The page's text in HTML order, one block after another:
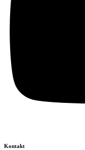
Kontakt